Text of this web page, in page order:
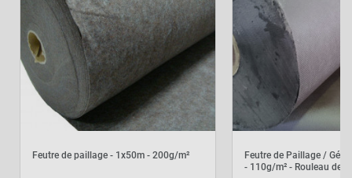
Feutre de paillage - 1x50m - 200g/m²
Feutre de Paillage /
- 110g/m² - Rouleau de